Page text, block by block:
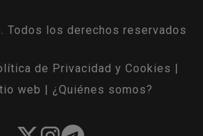
Todos los derechos reservados
de Privacidad y Cookies
web
¿Quiénes somos?